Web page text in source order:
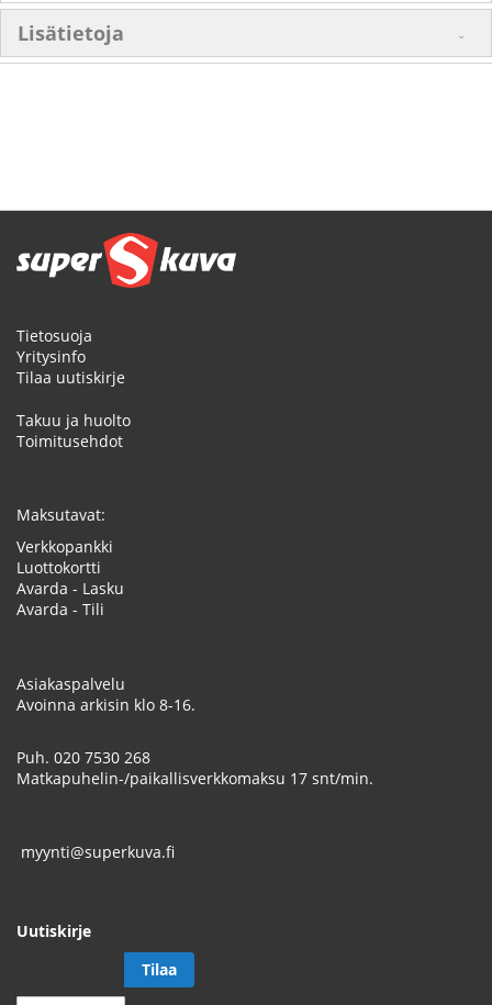
Lisätietoja
Tietosuoja
Yritysinfo
Tilaa uutiskirje
Takuu ja huolto
Toimitusehdot
Maksutavat:
Verkkopankki
Luottokortti
Avarda - Lasku
Avarda - Tili
Asiakaspalvelu
Avoinna arkisin klo 8-16.
Puh. 020 7530 268
Matkapuhelin-/paikallisverkkomaksu 17 snt/min.
myynti@superkuva.fi
Uutiskirje
Tilaa